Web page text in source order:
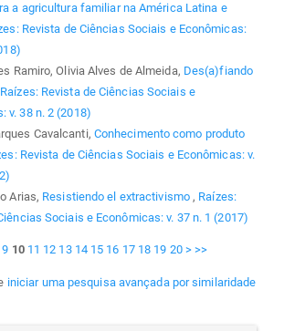
a agricultura familiar na América Latina e
Revista de Ciências Sociais e Econômicas:
Ramiro, Olivia Alves de Almeida, Des(a)fiando
Raízes: Revista de Ciências Sociais e
v. 38 n. 2 (2018)
Cavalcanti, Conhecimento como produto
Revista de Ciências Sociais e Econômicas: v.
Arias, Resistiendo el extractivismo, Raízes:
Sociais e Econômicas: v. 37 n. 1 (2017)
9 10 11 12 13 14 15 16 17 18 19 20 > >>
iniciar uma pesquisa avançada por similaridade